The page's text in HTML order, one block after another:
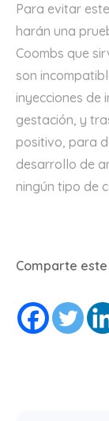
Para evitar
harán una
Coombs que
son
inyecciones de
gestación, y
positivo, para
desarrollo de
ningún tipo de
Comparte